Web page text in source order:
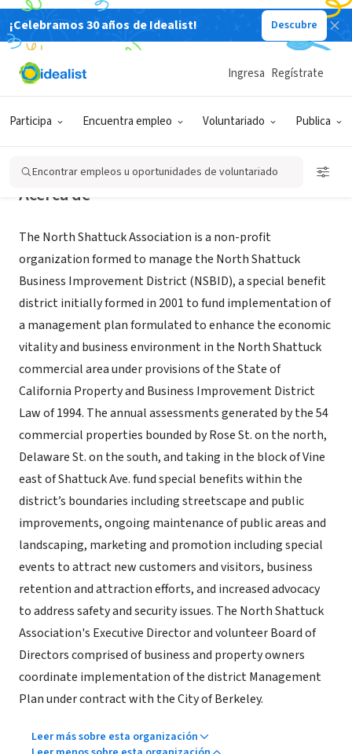
¡Celebramos 30 años de Idealist! Descubre
Participa Encuentra empleo Voluntariado Publica
Ingresa Regístrate
Encontrar empleos u oportunidades de voluntariado
ORGANIZACIÓN SIN FIN DE LUCRO
North Shattuck Association
Acerca de
The North Shattuck Association is a non-profit
organization formed to manage the North Shattuck
Business Improvement District (NSBID), a special benefit
district initially formed in 2001 to fund implementation of
a management plan formulated to enhance the economic
vitality and business environment in the North Shattuck
commercial area under provisions of the State of
California Property and Business Improvement District
Law of 1994. The annual assessments generated by the 54
commercial properties bounded by Rose St. on the north,
Delaware St. on the south, and taking in the block of Vine
east of Shattuck Ave. fund special benefits within the
district’s boundaries including streetscape and public
improvements, ongoing maintenance of public areas and
landscaping, marketing and promotion including special
events to attract new customers and visitors, business
retention and attraction efforts, and increased advocacy
to address safety and security issues. The North Shattuck
Association's Executive Director and volunteer Board of
Directors comprised of business and property owners
coordinate implementation of the district Management
Plan under contract with the City of Berkeley.
Leer más sobre esta organización